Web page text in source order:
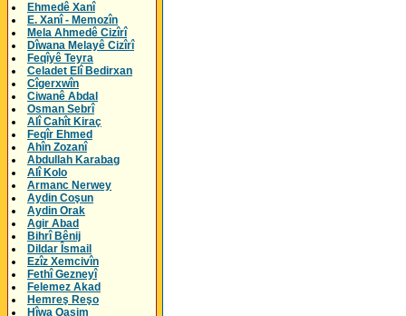
Ehmedê Xanî
E. Xanî - Memozîn
Mela Ahmedê Cizîrî
Dîwana Melayê Cizîrî
Feqîyê Teyra
Celadet Elî Bedirxan
Cîgerxwîn
Ciwanê Abdal
Osman Sebrî
Alî Cahît Kiraç
Feqîr Ehmed
Ahîn Zozanî
Abdullah Karabag
Alî Kolo
Armanc Nerwey
Aydin Coşun
Aydin Orak
Agir Abad
Bihrî Bênij
Dildar Îsmail
Ezîz Xemcivîn
Fethî Gezneyî
Felemez Akad
Hemreş Reşo
Hîwa Qasim